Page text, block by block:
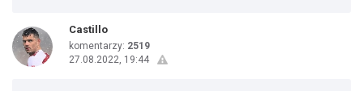
Castillo
komentarzy: 2519
27.08.2022, 19:44